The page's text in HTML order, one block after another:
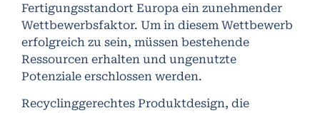
Fertigungsstandort Europa ein zunehmender
Wettbewerbsfaktor. Um in diesem Wettbewerb
erfolgreich zu sein, müssen bestehende
Ressourcen erhalten und ungenutzte
Potenziale erschlossen werden.
Recyclinggerechtes Produktdesign, die